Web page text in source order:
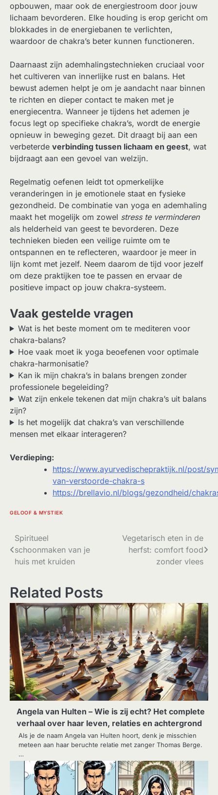
opbouwen, maar ook de energiestroom door jouw
lichaam bevorderen. Elke houding is erop gericht om
blokkades in de energiebanen te verlichten,
waardoor de chakra’s beter kunnen functioneren.
Daarnaast zijn ademhalingstechnieken cruciaal voor
het cultiveren van innerlijke rust en balans. Het
bewust ademen helpt je om je aandacht naar binnen
te richten en dieper contact te maken met je
energiecentra. Wanneer je tijdens het ademen je
focus legt op specifieke chakra’s, wordt de energie
opnieuw in beweging gezet. Dit draagt bij aan een
verbeterde verbinding tussen lichaam en geest, wat
bijdraagt aan een gevoel van welzijn.
Regelmatig oefenen leidt tot opmerkelijke
veranderingen in je emotionele staat en fysieke
gezondheid. De combinatie van yoga en ademhaling
maakt het mogelijk om zowel stress te verminderen
als helderheid van geest te bevorderen. Deze
technieken bieden een veilige ruimte om te
ontspannen en te reflecteren, waardoor je meer in
lijn komt met jezelf. Neem daarom de tijd voor jezelf
om deze praktijken toe te passen en ervaar de
positieve impact op jouw chakra-systeem.
Vaak gestelde vragen
Wat is het beste moment om te mediteren voor
chakra-balans?
Hoe vaak moet ik yoga beoefenen voor optimale
chakra-harmonisatie?
Kan ik mijn chakra’s in balans brengen zonder
professionele begeleiding?
Wat zijn enkele tekenen dat mijn chakra’s uit balans
zijn?
Is het mogelijk dat chakra’s van verschillende
mensen met elkaar interageren?
Verdieping:
https://www.ayurvedischepraktijk.nl/post/
van-verstoorde-chakra-s
https://brellavio.nl/blogs/gezondheid/
GELOOF & MYSTIEK
Bericht
navigatie
Spiritueel
schoonmaken van je
huis met kruiden
Vegetarisch eten in de
herfst: comfort food
zonder vlees
Related Posts
Angela van Hulten – Wie is zij echt? Het complete
verhaal over haar leven, relaties en achtergrond
Als je de naam Angela van Hulten hoort, denk je misschien
meteen aan haar beruchte relatie met zanger Thomas Berge.
…